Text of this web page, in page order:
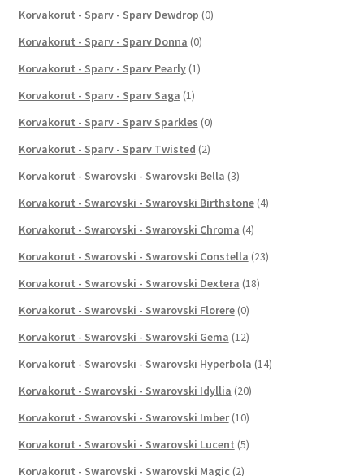
Korvakorut - Sparv - Sparv Dewdrop (0)
Korvakorut - Sparv - Sparv Donna (0)
Korvakorut - Sparv - Sparv Pearly (1)
Korvakorut - Sparv - Sparv Saga (1)
Korvakorut - Sparv - Sparv Sparkles (0)
Korvakorut - Sparv - Sparv Twisted (2)
Korvakorut - Swarovski - Swarovski Bella (3)
Korvakorut - Swarovski - Swarovski Birthstone (4)
Korvakorut - Swarovski - Swarovski Chroma (4)
Korvakorut - Swarovski - Swarovski Constella (23)
Korvakorut - Swarovski - Swarovski Dextera (18)
Korvakorut - Swarovski - Swarovski Florere (0)
Korvakorut - Swarovski - Swarovski Gema (12)
Korvakorut - Swarovski - Swarovski Hyperbola (14)
Korvakorut - Swarovski - Swarovski Idyllia (20)
Korvakorut - Swarovski - Swarovski Imber (10)
Korvakorut - Swarovski - Swarovski Lucent (5)
Korvakorut - Swarovski - Swarovski Magic (2)